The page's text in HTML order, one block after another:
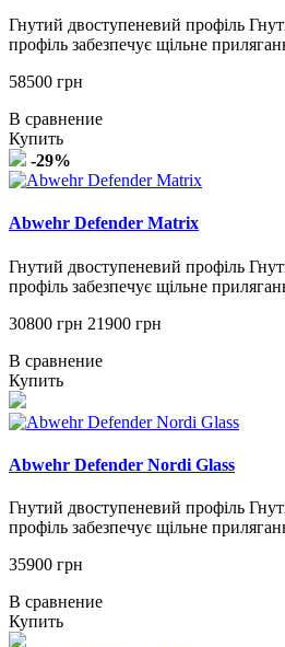
Гнутий двоступеневий профіль
профіль забезпечує щільне
58500 грн
В сравнение
Купить
-29%
Abwehr Defender Matrix
Гнутий двоступеневий профіль
профіль забезпечує щільне
30800 грн 21900 грн
В сравнение
Купить
Abwehr Defender Nordi Glass
Гнутий двоступеневий профіль
профіль забезпечує щільне
35900 грн
В сравнение
Купить